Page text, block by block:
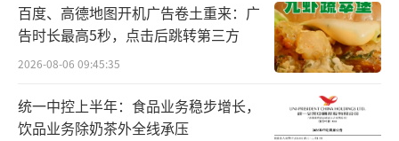
创新是药企的生命力，也是贝达药业长远
发展的核心底气。该公司始终坚持自主创新与
产业协同并行的研发策略，以“自主研发+战略
合作+生态圈协同”模式，持续扩充创新管线，
不断孵化新增长极。2025年，该公司研发费用
百度、高德地图开机广告卷土重来：广
告时长最高5秒，点击后跳转第三方
2026-08-06 09:45:35
统一中控上半年：食品业务稳步增长，
饮品业务除奶茶外全线承压